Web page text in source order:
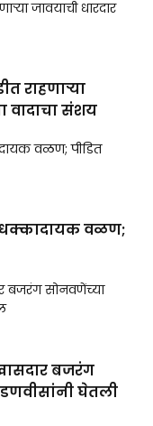
राहणाऱ्या
वादाचा संशय
धक्कादायक वळण;
बजरंग
घेतली